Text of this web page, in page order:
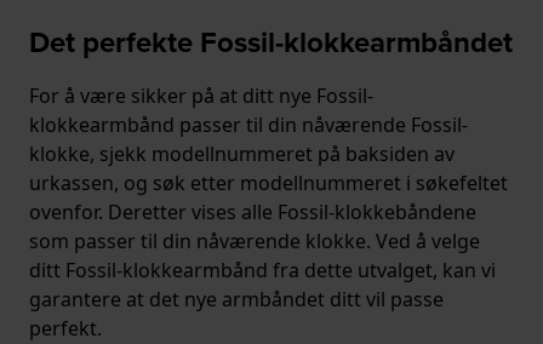
Det perfekte Fossil-klokkearmbåndet
For å være sikker på at ditt nye Fossil-
klokkearmbånd passer til din nåværende Fossil-
klokke, sjekk modellnummeret på baksiden av
urkassen, og søk etter modellnummeret i søkefeltet
ovenfor. Deretter vises alle Fossil-klokkebåndene
som passer til din nåværende klokke. Ved å velge
ditt Fossil-klokkearmbånd fra dette utvalget, kan vi
garantere at det nye armbåndet ditt vil passe
perfekt.